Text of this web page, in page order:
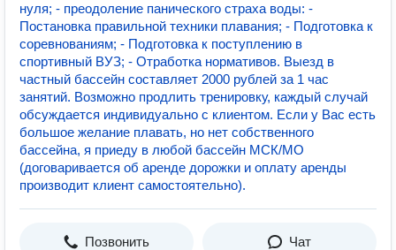
нуля; - преодоление панического страха воды: -
Постановка правильной техники плавания; - Подготовка к
соревнованиям; - Подготовка к поступлению в
спортивный ВУЗ; - Отработка нормативов. Выезд в
частный бассейн составляет 2000 рублей за 1 час
занятий. Возможно продлить тренировку, каждый случай
обсуждается индивидуально с клиентом. Если у Вас есть
большое желание плавать, но нет собственного
бассейна, я приеду в любой бассейн МСК/МО
(договаривается об аренде дорожки и оплату аренды
производит клиент самостоятельно).
Позвонить Чат